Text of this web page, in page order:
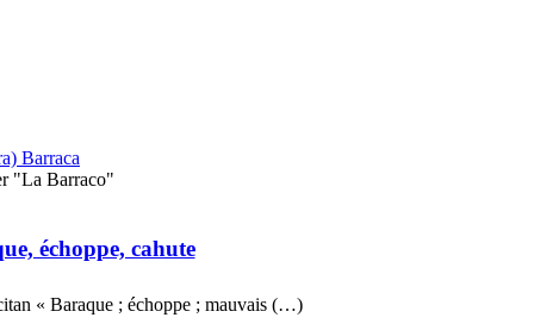
Barraca
"La Barraco"
échoppe, cahute
« Baraque ; échoppe ; mauvais (…)